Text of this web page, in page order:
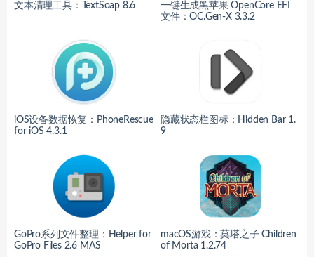
文本清理工具：TextSoap 8.6
一键生成黑苹果 OpenCore EFI
文件：OC.Gen-X 3.3.2
iOS设备数据恢复：PhoneRescue
for iOS 4.3.1
隐藏状态栏图标：Hidden Bar 1.
9
GoPro系列文件整理：Helper for
GoPro Files 2.6 MAS
macOS游戏：莫塔之子 Children
of Morta 1.2.74